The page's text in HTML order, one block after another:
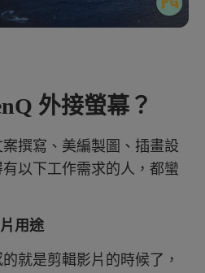
外接螢幕？
撰寫、美編製圖、插畫設
以下工作需求的人，都蠻
用途
就是剪輯影片的時候了，